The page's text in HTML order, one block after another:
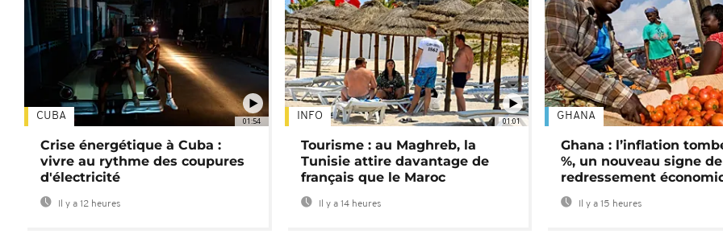
01:54
CUBA
Crise énergétique à Cuba :
vivre au rythme des coupures
d'électricité
Il y a 12 heures
01:01
INFO
Tourisme : au Maghreb, la
Tunisie attire davantage de
français que le Maroc
Il y a 14 heures
GHANA
Ghana : l’inflation
%, un nouveau signe de
redressement
Il y a 15 heures